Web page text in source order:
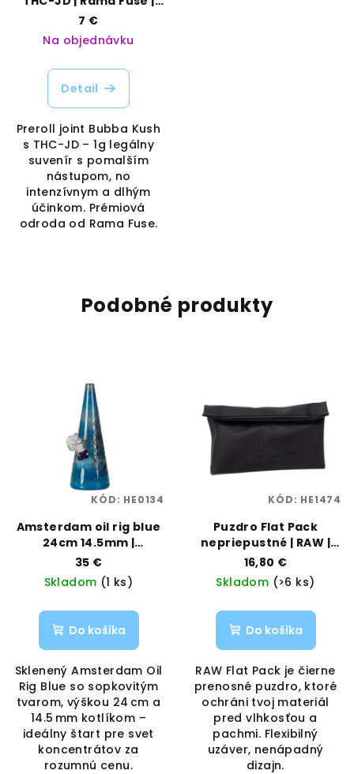
Vaporama
7 €
Na objednávku
Detail
Preroll joint Bubba Kush
s THC-JD – 1g legálny
suvenír s pomalším
nástupom, no
intenzívnym a dlhým
účinkom. Prémiová
odroda od Rama Fuse.
Podobné produkty
Amsterdam oil rig blue
24cm 14.5mm |
AMSTERDAM |
VAPORAMA
35 €
Skladom (1 ks)
Do košíka
Sklenený Amsterdam Oil
Rig Blue so sopkovitým
tvarom, výškou 24 cm a
14.5 mm kotlíkom –
ideálny štart pre svet
koncentrátov za
rozumnú cenu.
KÓD: HE0134
Puzdro Flat Pack
nepriepustné | RAW |
Vaporama
16,80 €
Skladom (>6 ks)
Do košíka
RAW Flat Pack je čierne
prenosné puzdro, ktoré
ochráni tvoj materiál
pred vlhkosťou a
pachmi. Flexibilný
uzáver, nenápadný
dizajn.
KÓD: HE1474